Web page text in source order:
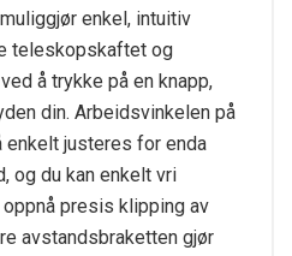
enkel, intuitiv
teleskopskaftet og
å trykke på en knapp,
din. Arbeidsvinkelen på
enkelt justeres for enda
og du kan enkelt vri
presis klipping av
avstandsbraketten gjør